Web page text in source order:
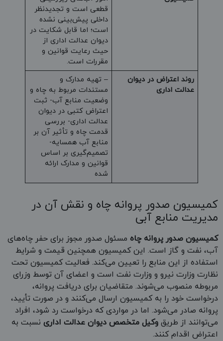
قطعی است و تجدیدنظر
داخلی پیش‌بینی نشده
است؛ اما قابل شکایت در
دیوان عدالت اداری از
حیث رعایت قوانین و
مقررات است.
روند اعتراض در دیوان
عدالت اداری
– تهیه مدارک و
مستندات مربوط به چاه و
وضعیت منابع آب- ثبت
اعتراض کتبی در دیوان
عدالت اداری- بررسی
قدمت چاه و تأثیر آن بر
منابع آب همسایه-
تصمیم‌گیری بر اساس
قوانین و مدارک ارائه
شده
کمیسیون صدور پروانه چاه و نقش آن در
مدیریت منابع آبی
کمیسیون صدور پروانه چاه مسئول صدور مجوز برای حفر چاه‌های
آب، نفت و گاز است. این کمیسیون همچنین قیمت و شرایط
استفاده از این منابع را تعیین می‌کند. فعالیت کمیسیون تحت
نظارت وزارت نیرو و وزارت نفت است و اعضای آن توسط وزرای
مربوطه منصوب می‌شوند. متقاضیان برای دریافت پروانه،
درخواست خود را به کمیسیون ارسال می‌کنند و در صورت تأیید،
پروانه صادر می‌شود. اما در مواردی که درخواست رد شود، افراد
می‌توانند از طریق وکیل متخصص دیوان عدالت اداری نسبت به
اعتراض اقدام کنند.